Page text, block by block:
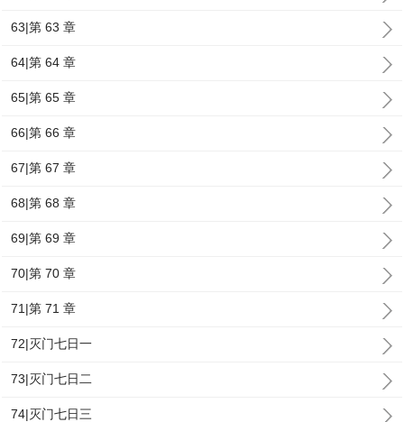
63|第 63 章
64|第 64 章
65|第 65 章
66|第 66 章
67|第 67 章
68|第 68 章
69|第 69 章
70|第 70 章
71|第 71 章
72|灭门七日一
73|灭门七日二
74|灭门七日三